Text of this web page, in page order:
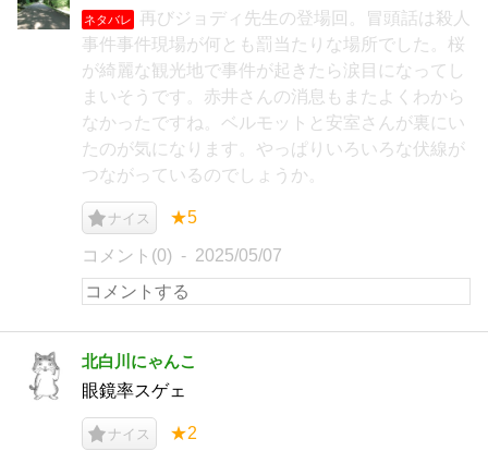
ネタバレ
再びジョディ先生の登場回。冒頭話は殺人
事件事件現場が何とも罰当たりな場所でした。桜
が綺麗な観光地で事件が起きたら涙目になってし
まいそうです。赤井さんの消息もまたよくわから
なかったですね。ベルモットと安室さんが裏にい
たのが気になります。やっぱりいろいろな伏線が
つながっているのでしょうか。
ナイス ★5
コメント(0) 2025/05/07
北白川にゃんこ
眼鏡率スゲェ
ナイス ★2